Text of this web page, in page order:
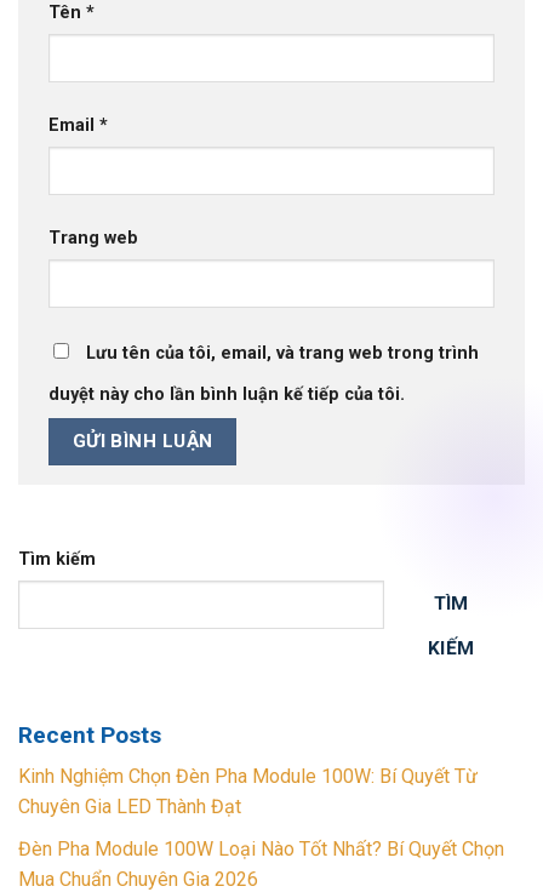
Tên *
Email *
Trang web
Lưu tên của tôi, email, và trang web trong trình
duyệt này cho lần bình luận kế tiếp của tôi.
Tìm kiếm
TÌM
KIẾM
Recent Posts
Kinh Nghiệm Chọn Đèn Pha Module 100W: Bí Quyết Từ
Chuyên Gia LED Thành Đạt
Đèn Pha Module 100W Loại Nào Tốt Nhất? Bí Quyết Chọn
Mua Chuẩn Chuyên Gia 2026